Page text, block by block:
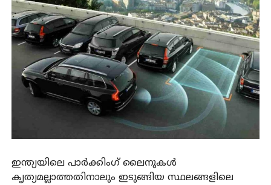
ഇന്ത്യയിലെ പാർക്കിംഗ് ലൈനുകൾ
കൃത്യമല്ലാത്തതിനാലും ഇടുങ്ങിയ സ്ഥലങ്ങളിലെ